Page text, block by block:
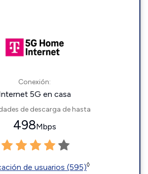
Conexión:
5G en casa
de descarga de hasta
498Mbps
de usuarios (595)◊